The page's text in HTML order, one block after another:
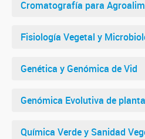
Cromatografía para
Fisiología Vegetal y
Genética y Genómica de Vid
Genómica Evolutiva de
Química Verde y Sanidad